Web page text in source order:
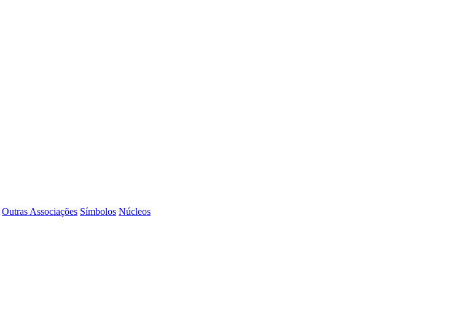
Outras Associações Símbolos Núcleos